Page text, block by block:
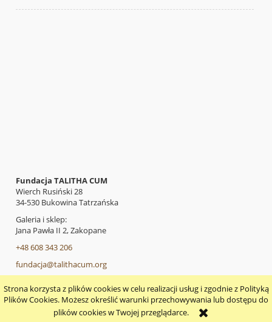
Strona korzysta z plików cookies w celu realizacji usług i zgodnie z Polityką
Plików Cookies. Możesz określić warunki przechowywania lub dostępu do
plików cookies w Twojej przeglądarce.
Fundacja TALITHA CUM
Wierch Rusiński 28
34-530 Bukowina Tatrzańska
Galeria i sklep:
Jana Pawła II 2, Zakopane
+48 608 343 206
fundacja@talithacum.org
pokaż pełną wersję strony
Sklep internetowy Shoper.pl